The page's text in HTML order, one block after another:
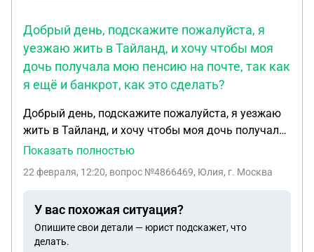
Добрый день, подскажите пожалуйста, я
уезжаю жить в Тайланд, и хочу чтобы моя
дочь получала мою пенсию на почте, так как
я ещё и банкрот, как это сделать?
Добрый день, подскажите пожалуйста, я уезжаю
жить в Тайланд, и хочу чтобы моя дочь получала
мою пенсию на почте, так как я ещё и банкрот,
Вообще возможно ли это?
Показать полностью
22 февраля, 12:20, вопрос №4866469, Юлия, г. Москва
У вас похожая ситуация?
Опишите свои детали — юрист подскажет, что
делать.